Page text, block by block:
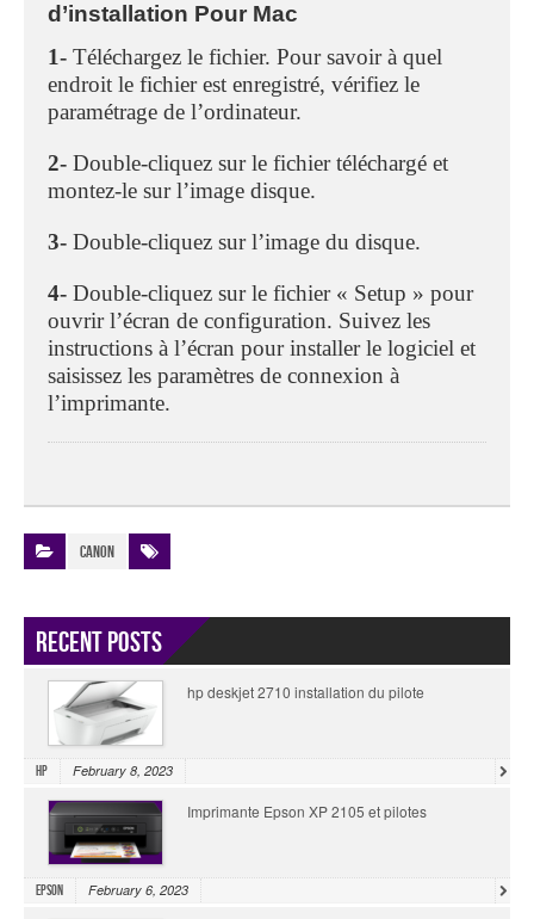
d’installation Pour Mac
1- Téléchargez le fichier. Pour savoir à quel
endroit le fichier est enregistré, vérifiez le
paramétrage de l’ordinateur.
2- Double-cliquez sur le fichier téléchargé et
montez-le sur l’image disque.
3- Double-cliquez sur l’image du disque.
4- Double-cliquez sur le fichier « Setup » pour
ouvrir l’écran de configuration. Suivez les
instructions à l’écran pour installer le logiciel et
saisissez les paramètres de connexion à
l’imprimante.
Canon
Recent Posts
hp deskjet 2710 installation du pilote
HP February 8, 2023
Imprimante Epson XP 2105 et pilotes
Epson February 6, 2023